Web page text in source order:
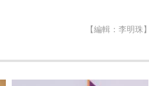
【編輯：李明珠】